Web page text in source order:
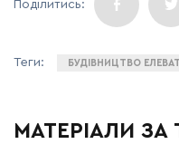
БУДІВНИЦТВО
МАТЕРІАЛИ